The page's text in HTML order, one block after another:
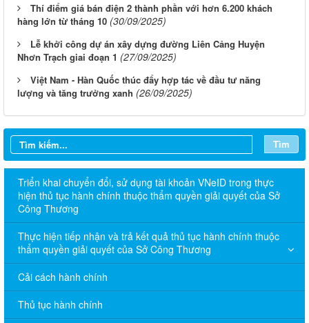
Thí điểm giá bán điện 2 thành phần với hơn 6.200 khách
hàng lớn từ tháng 10 (30/09/2025)
Lễ khởi công dự án xây dựng đường Liên Cảng Huyện
Nhơn Trạch giai đoạn 1 (27/09/2025)
Việt Nam - Hàn Quốc thúc đẩy hợp tác về đầu tư năng
lượng và tăng trưởng xanh (26/09/2025)
Tìm
Triển khai chuyển đổi, sử dụng tài khoản VNeID trong thực
hiện thủ tục hành chính thuộc thẩm quyền giải quyết của Sở
Công Thương
Thực hiện tiếp nhận và trả kết quả thủ tục hành chính thuộc
thẩm quyền giải quyết của Sở Công Thương
Cải cách hành chính
Thủ tục hành chính